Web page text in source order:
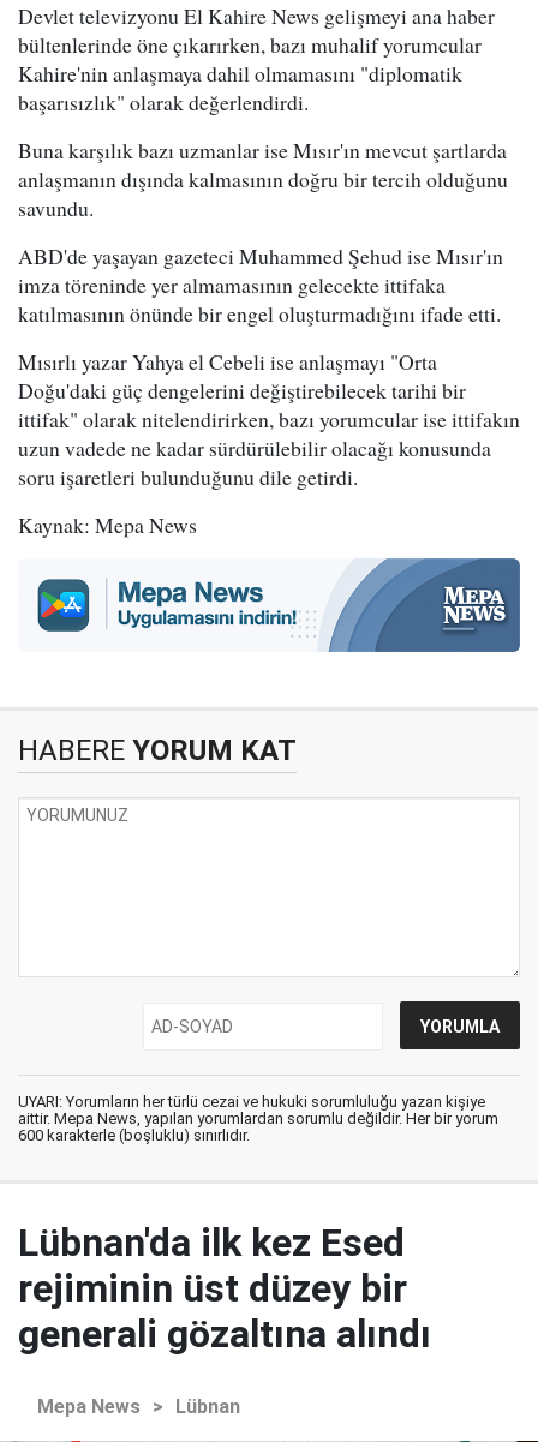
Devlet televizyonu El Kahire News gelişmeyi ana haber
bültenlerinde öne çıkarırken, bazı muhalif yorumcular
Kahire'nin anlaşmaya dahil olmamasını "diplomatik
başarısızlık" olarak değerlendirdi.
Buna karşılık bazı uzmanlar ise Mısır'ın mevcut şartlarda
anlaşmanın dışında kalmasının doğru bir tercih olduğunu
savundu.
ABD'de yaşayan gazeteci Muhammed Şehud ise Mısır'ın
imza töreninde yer almamasının gelecekte ittifaka
katılmasının önünde bir engel oluşturmadığını ifade etti.
Mısırlı yazar Yahya el Cebeli ise anlaşmayı "Orta
Doğu'daki güç dengelerini değiştirebilecek tarihi bir
ittifak" olarak nitelendirirken, bazı yorumcular ise ittifakın
uzun vadede ne kadar sürdürülebilir olacağı konusunda
soru işaretleri bulunduğunu dile getirdi.
Kaynak: Mepa News
HABERE YORUM KAT
UYARI: Yorumların her türlü cezai ve hukuki sorumluluğu yazan kişiye
aittir. Mepa News, yapılan yorumlardan sorumlu değildir. Her bir yorum
600 karakterle (boşluklu) sınırlıdır.
Lübnan'da ilk kez Esed
rejiminin üst düzey bir
generali gözaltına alındı
Mepa News > Lübnan